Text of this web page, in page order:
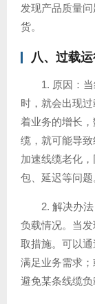
发现产品质量
货。
八、过载
1. 原因：
时，就会出现
着业务的增长
缆，就可能导
加速线缆老化
包、延迟等问题
2. 解决办
负载情况。当
取措施。可以
满足业务需求
避免某条线缆负